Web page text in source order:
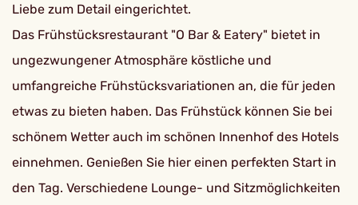
Liebe zum Detail eingerichtet.
Das Frühstücksrestaurant "O Bar & Eatery" bietet in
ungezwungener Atmosphäre köstliche und
umfangreiche Frühstücksvariationen an, die für jeden
etwas zu bieten haben. Das Frühstück können Sie bei
schönem Wetter auch im schönen Innenhof des Hotels
einnehmen. Genießen Sie hier einen perfekten Start in
den Tag. Verschiedene Lounge- und Sitzmöglichkeiten